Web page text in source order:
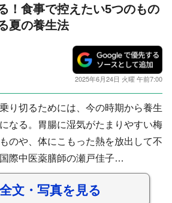
！食事で控えたい5つのもの
夏の養生法
2025年6月24日 火曜 午前7:00
り切るためには、今の時期から養生
なる。胃腸に湿気がたまりやすい梅
のや、体にこもった熱を放出して不
際中医薬膳師の瀬戸佳子…
文・写真を見る